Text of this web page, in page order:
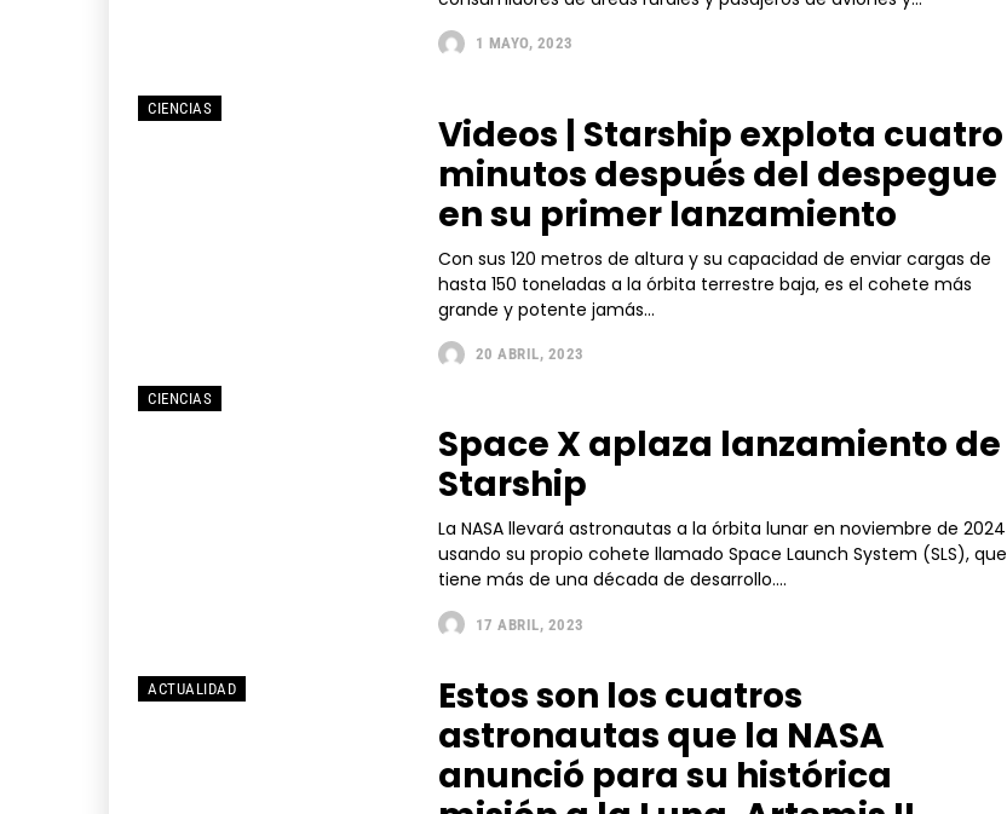
1 MAYO, 2023
CIENCIAS
Videos | Starship explota cuatro
minutos después del despegue
en su primer lanzamiento
Con sus 120 metros de altura y su capacidad de enviar cargas de
hasta 150 toneladas a la órbita terrestre baja, es el cohete más
grande y potente jamás...
20 ABRIL, 2023
CIENCIAS
Space X aplaza lanzamiento de
Starship
La NASA llevará astronautas a la órbita lunar en noviembre de 2024
usando su propio cohete llamado Space Launch System (SLS), que
tiene más de una década de desarrollo....
17 ABRIL, 2023
ACTUALIDAD
Estos son los cuatros
astronautas que la NASA
anunció para su histórica